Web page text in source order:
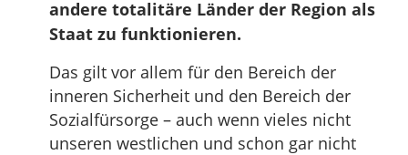
andere totalitäre Länder der Region als
Staat zu funktionieren.
Das gilt vor allem für den Bereich der
inneren Sicherheit und den Bereich der
Sozialfürsorge – auch wenn vieles nicht
unseren westlichen und schon gar nicht